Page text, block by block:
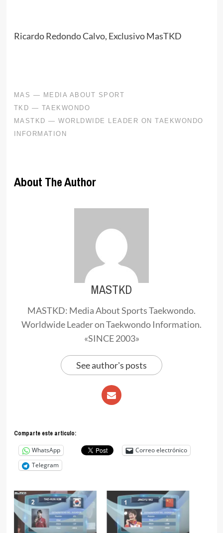
Ricardo Redondo Calvo, Exclusivo MasTKD
About The Author
MASTKD
MASTKD: Media About Sports Taekwondo.
Worldwide Leader on Taekwondo Information.
«SINCE 2003»
See author's posts
Comparte este articulo:
WhatsApp
Correo electrónico
Telegram